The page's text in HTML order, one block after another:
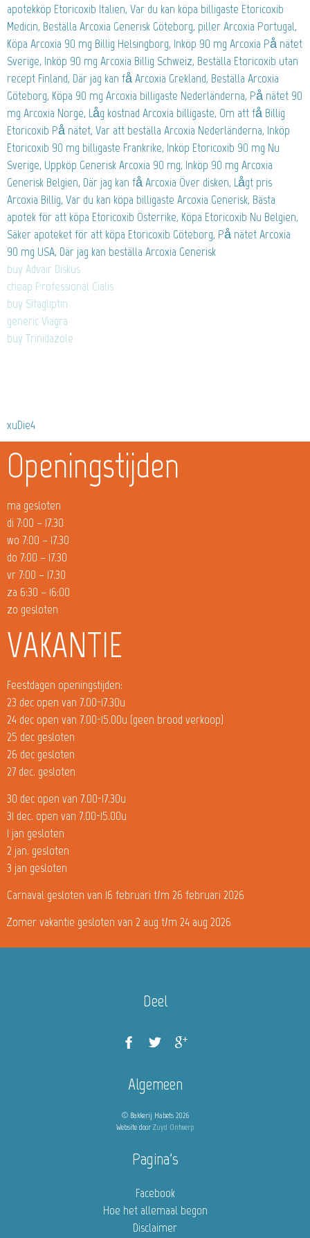
apotekköp Etoricoxib Italien, Var du kan köpa billigaste Etoricoxib
Medicin, Beställa Arcoxia Generisk Göteborg, piller Arcoxia Portugal,
Köpa Arcoxia 90 mg Billig Helsingborg, Inköp 90 mg Arcoxia På nätet
Sverige, Inköp 90 mg Arcoxia Billig Schweiz, Beställa Etoricoxib utan
recept Finland, Där jag kan få Arcoxia Grekland, Beställa Arcoxia
Göteborg, Köpa 90 mg Arcoxia billigaste Nederländerna, På nätet 90
mg Arcoxia Norge, Låg kostnad Arcoxia billigaste, Om att få Billig
Etoricoxib På nätet, Var att beställa Arcoxia Nederländerna, Inköp
Etoricoxib 90 mg billigaste Frankrike, Inköp Etoricoxib 90 mg Nu
Sverige, Uppköp Generisk Arcoxia 90 mg, Inköp 90 mg Arcoxia
Generisk Belgien, Där jag kan få Arcoxia Över disken, Lågt pris
Arcoxia Billig, Var du kan köpa billigaste Arcoxia Generisk, Bästa
apotek för att köpa Etoricoxib Österrike, Köpa Etoricoxib Nu Belgien,
Säker apoteket för att köpa Etoricoxib Göteborg, På nätet Arcoxia
90 mg USA, Där jag kan beställa Arcoxia Generisk
buy Advair Diskus
cheap Professional Cialis
buy Sitagliptin
generic Viagra
buy Trinidazole
xuDie4
Openingstijden
ma gesloten
di 7:00 – 17.30
wo 7:00 – 17.30
do 7:00 – 17.30
vr 7:00 – 17.30
za 6:30 – 16:00
zo gesloten
VAKANTIE
Feestdagen openingstijden:
23 dec open van 7.00-17.30u
24 dec open van 7.00-15.00u (geen brood verkoop)
25 dec gesloten
26 dec gesloten
27 dec. gesloten
30 dec open van 7.00-17.30u
31 dec. open van 7.00-15.00u
1 jan gesloten
2 jan. gesloten
3 jan gesloten
Carnaval gesloten van 16 februari t/m 26 februari 2026
Zomer vakantie gesloten van 2 aug t/m 24 aug 2026
Deel
Algemeen
© Bakkerij Habets 2026
Website door Zuyd Ontwerp
Pagina's
Facebook
Hoe het allemaal begon
Disclaimer